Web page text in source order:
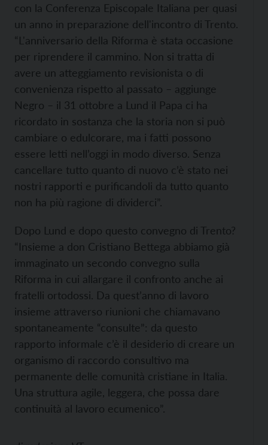
con la Conferenza Episcopale Italiana per quasi
un anno in preparazione dell'incontro di Trento.
“L'anniversario della Riforma è stata occasione
per riprendere il cammino. Non si tratta di
avere un atteggiamento revisionista o di
convenienza rispetto al passato – aggiunge
Negro – il 31 ottobre a Lund il Papa ci ha
ricordato in sostanza che la storia non si può
cambiare o edulcorare, ma i fatti possono
essere letti nell’oggi in modo diverso. Senza
cancellare tutto quanto di nuovo c’è stato nei
nostri rapporti e purificandoli da tutto quanto
non ha più ragione di dividerci”.
Dopo Lund e dopo questo convegno di Trento?
“Insieme a don Cristiano Bettega abbiamo già
immaginato un secondo convegno sulla
Riforma in cui allargare il confronto anche ai
fratelli ortodossi. Da quest’anno di lavoro
insieme attraverso riunioni che chiamavano
spontaneamente “consulte”: da questo
rapporto informale c’è il desiderio di creare un
organismo di raccordo consultivo ma
permanente delle comunità cristiane in Italia.
Una struttura agile, leggera, che possa dare
continuità al lavoro ecumenico”.